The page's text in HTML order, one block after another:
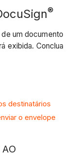
®
um documento
exibida. Conclua
destinatários
o envelope